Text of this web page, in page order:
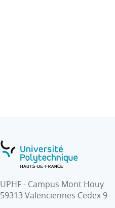
UPHF - Campus Mont Houy
59313 Valenciennes Cedex 9